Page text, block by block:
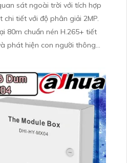
sát ngoài trời với tích hợp
tiết với độ phân giải 2MP.
80m chuẩn nén H.265+ tiết
phát hiện con người thông
kiện thời tiết